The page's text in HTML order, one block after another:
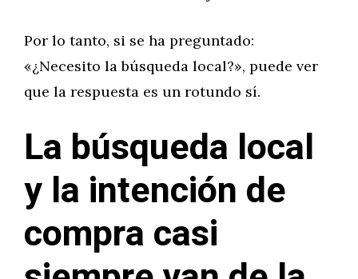
Por lo tanto, si se ha preguntado:
«¿Necesito la búsqueda local?», puede ver
que la respuesta es un rotundo sí.
La búsqueda local
y la intención de
compra casi